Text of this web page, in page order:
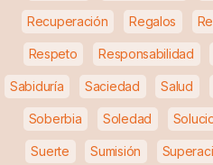
Recuperación Regalos
Respeto Responsabilidad
Sabiduría Saciedad Salud
Soberbia Soledad
Suerte Sumisión